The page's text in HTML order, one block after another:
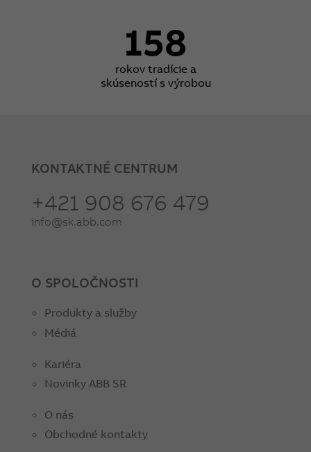
158
rokov tradície a
skúseností s výrobou
KONTAKTNÉ CENTRUM
+421 908 676 479
info@sk.abb.com
O SPOLOČNOSTI
Produkty a služby
Médiá
Kariéra
Novinky ABB SR
O nás
Obchodné kontakty